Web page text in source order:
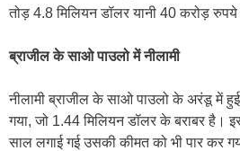
तोड़ 4.8 मिलियन डॉलर यानी 40 करोड़ रुपये
ब्राजील के साओ पाउलो में नीलामी
नीलामी ब्राजील के साओ पाउलो के अरंडू में
गया, जो 1.44 मिलियन डॉलर के बराबर है।
साल लगाई गई उसकी कीमत को भी पार कर